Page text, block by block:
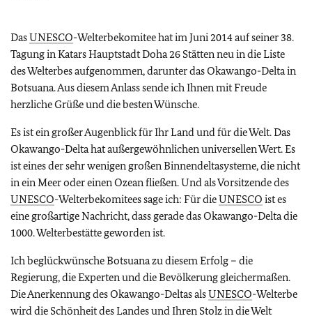
DasUNESCO-Welterbekomitee hat im Juni 2014 auf seiner 38.
Tagung in Katars Hauptstadt Doha 26 Stätten neu in die Liste
des Welterbes aufgenommen, darunter das Okawango-Delta in
Botsuana. Aus diesem Anlass sende ich Ihnen mit Freude
herzliche Grüße und die besten Wünsche.
Es ist ein großer Augenblick für Ihr Land und für die Welt. Das
Okawango-Delta hat außergewöhnlichen universellen Wert. Es
ist eines der sehr wenigen großen Binnendeltasysteme, die nicht
in ein Meer oder einen Ozean fließen. Und als Vorsitzende des
UNESCO-Welterbekomitees sage ich: Für dieUNESCO ist es
eine großartige Nachricht, dass gerade das Okawango-Delta die
1000. Welterbestätte geworden ist.
Ich beglückwünsche Botsuana zu diesem Erfolg – die
Regierung, die Experten und die Bevölkerung gleichermaßen.
Die Anerkennung des Okawango-Deltas alsUNESCO-Welterbe
wird die Schönheit des Landes und Ihren Stolz in die Welt